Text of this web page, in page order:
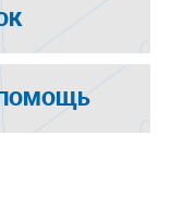
ПОМОЩЬ